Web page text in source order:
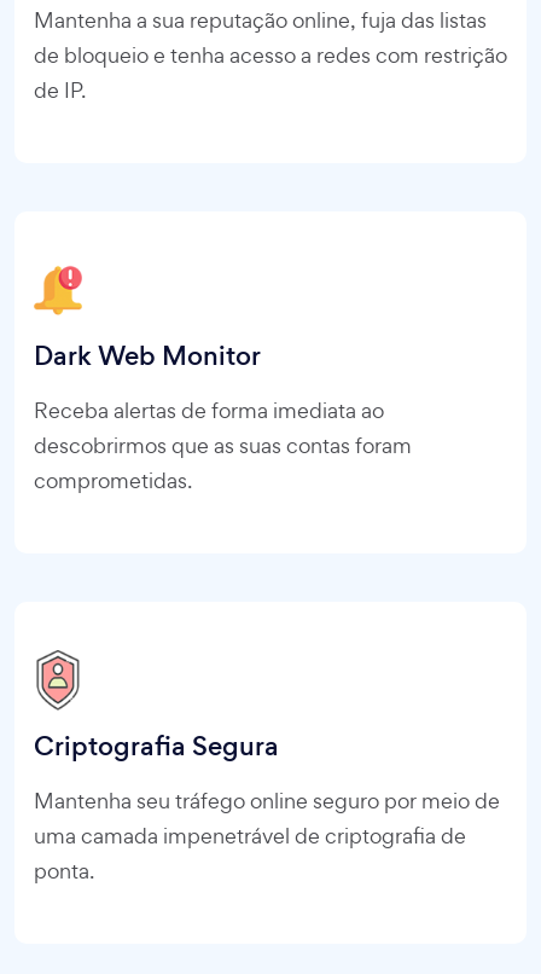
Mantenha a sua reputação online, fuja das listas
de bloqueio e tenha acesso a redes com restrição
de IP.
Dark Web Monitor
Receba alertas de forma imediata ao
descobrirmos que as suas contas foram
comprometidas.
Criptografia Segura
Mantenha seu tráfego online seguro por meio de
uma camada impenetrável de criptografia de
ponta.